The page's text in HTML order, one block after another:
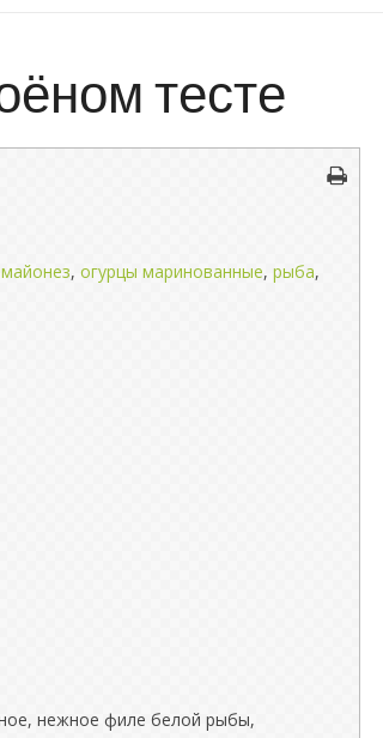
тесте
майонез, огурцы маринованные, рыба,
нежное филе белой рыбы,